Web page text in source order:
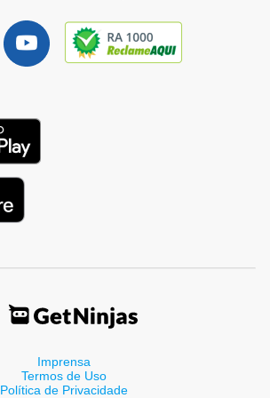
Imprensa
Termos de Uso
Política de Privacidade